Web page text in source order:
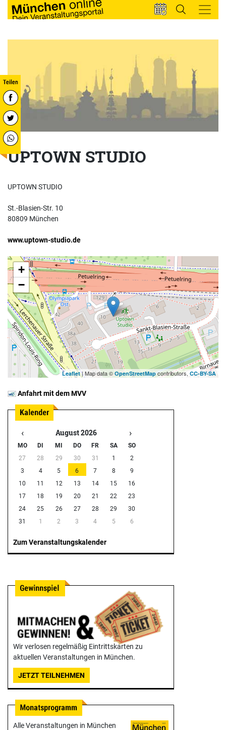
UPTOWN STUDIO
UPTOWN STUDIO
St.-Blasien-Str. 10
80809 München
www.uptown-studio.de
+
−
Leaflet| Map data ©OpenStreetMapcontributors, CC-BY-SA
Anfahrt mit dem MVV
‹ August 2026 ›
MO DI MI DO FR SA
SO
27
28 29 30 31 1
2
3
4 5 6 7 8
9
10
11 12 13 14 15
16
17
18 19 20 21 22
23
24
25 26 27 28 29
30
31
1 2 3 4 5 6
Zum Veranstaltungskalender
Wir verlosen regelmäßig Eintrittskarten zu
aktuellen Veranstaltungen in München.
JETZT TEILNEHMEN
Alle Veranstaltungen in München